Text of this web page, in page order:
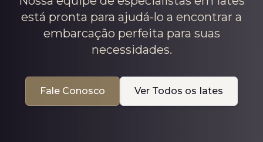
está pronta para ajudá-lo a encontrar a
embarcação perfeita para suas
necessidades.
Fale Conosco Ver Todos os Iates